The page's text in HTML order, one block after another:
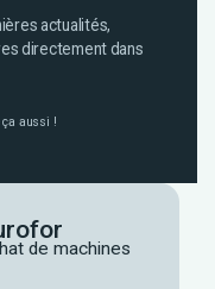
actualités,
directement dans
ça aussi !
de machines